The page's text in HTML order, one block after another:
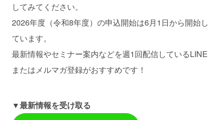
してみてください。
2026年度（令和8年度）の申込開始は6月1日から開始し
ています。
最新情報やセミナー案内などを週1回配信しているLINE
またはメルマガ登録がおすすめです！
▼最新情報を受け取る